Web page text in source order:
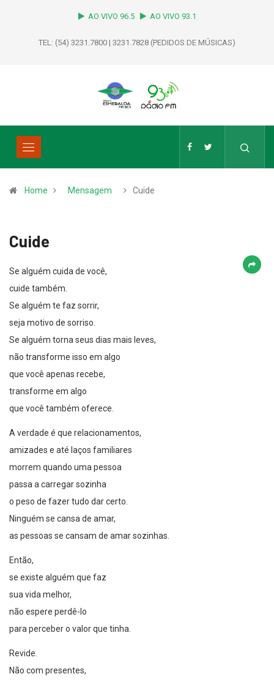
AO VIVO 96.5 AO VIVO 93.1
TEL: (54) 3231.7800 | 3231.7828 (PEDIDOS DE MÚSICAS)
Home Mensagem Cuide
Cuide
Se alguém cuida de você,
cuide também.
Se alguém te faz sorrir,
seja motivo de sorriso.
Se alguém torna seus dias mais leves,
não transforme isso em algo
que você apenas recebe,
transforme em algo
que você também oferece.
A verdade é que relacionamentos,
amizades e até laços familiares
morrem quando uma pessoa
passa a carregar sozinha
o peso de fazer tudo dar certo.
Ninguém se cansa de amar,
as pessoas se cansam de amar sozinhas.
Então,
se existe alguém que faz
sua vida melhor,
não espere perdê-lo
para perceber o valor que tinha.
Revide.
Não com presentes,